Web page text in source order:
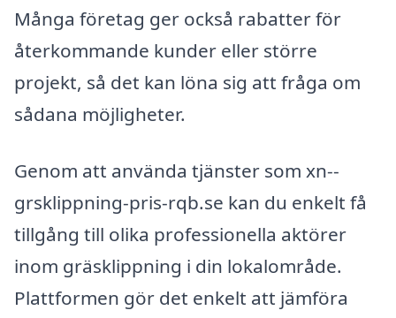
Många företag ger också rabatter för
återkommande kunder eller större
projekt, så det kan löna sig att fråga om
sådana möjligheter.
Genom att använda tjänster som xn--
grsklippning-pris-rqb.se kan du enkelt få
tillgång till olika professionella aktörer
inom gräsklippning i din lokalområde.
Plattformen gör det enkelt att jämföra